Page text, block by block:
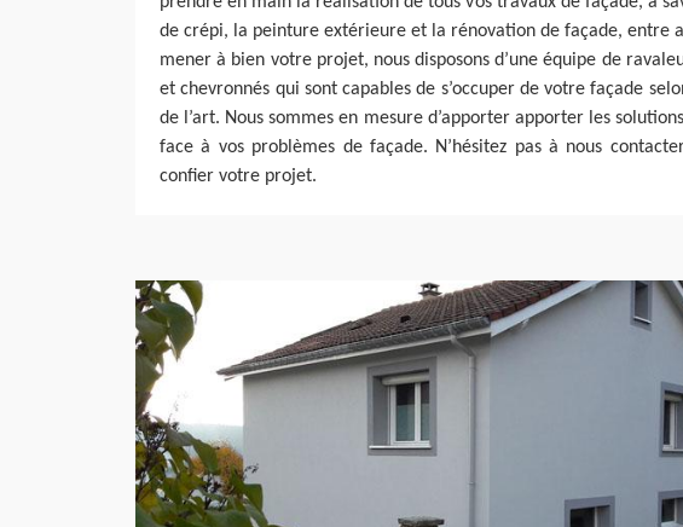
de crépi, la peinture extérieure et la rénovation de façade, entre
mener à bien votre projet, nous disposons d’une équipe de
et chevronnés qui sont capables de s’occuper de votre façade
de l’art. Nous sommes en mesure d’apporter apporter les
face à vos problèmes de façade. N’hésitez pas à nous
confier votre projet.